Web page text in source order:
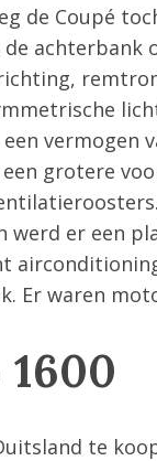
de Coupé
achterbank
vermogen
grotere
er een
Er waren
1600
te